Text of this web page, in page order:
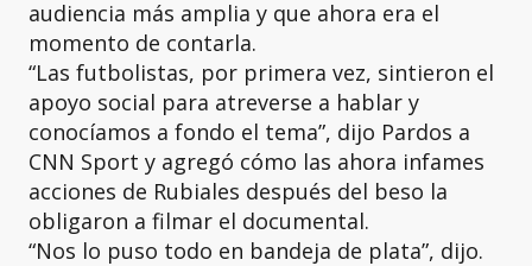
audiencia más amplia y que ahora era el
momento de contarla.
“Las futbolistas, por primera vez, sintieron el
apoyo social para atreverse a hablar y
conocíamos a fondo el tema”, dijo Pardos a
CNN Sport y agregó cómo las ahora infames
acciones de Rubiales después del beso la
obligaron a filmar el documental.
“Nos lo puso todo en bandeja de plata”, dijo.